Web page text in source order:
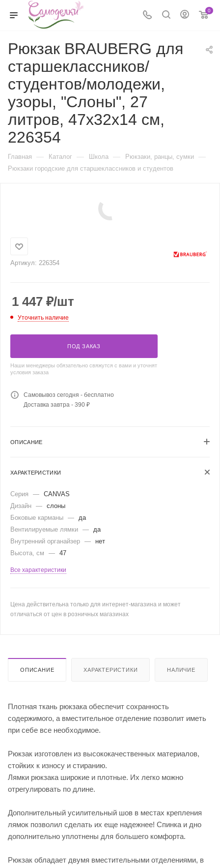
0
Рюкзак BRAUBERG для
старшеклассников/
студентов/молодежи,
узоры, "Слоны", 27
литров, 47х32х14 см,
226354
Главная — Каталог — Школа — Рюкзаки, ранцы, сумки —
Рюкзаки городские для старшеклассников и студентов
Артикул: 226354
1 447 ₽/шт
Уточнить наличие
ПОД ЗАКАЗ
Наши менеджеры обязательно свяжутся с вами и уточнят
условия заказа
Самовывоз сегодня - бесплатно
Доставка завтра - 390 ₽
ОПИСАНИЕ
ХАРАКТЕРИСТИКИ
Серия — CANVAS
Дизайн — слоны
Боковые карманы —
да
Вентилируемые лямки —
да
Внутренний органайзер —
нет
Высота, см
— 47
Все характеристики
Цена действительна только для интернет-магазина и может
отличаться от цен в розничных магазинах
ОПИСАНИЕ ХАРАКТЕРИСТИКИ НАЛИЧИЕ
Плотная ткань рюкзака обеспечит сохранность
содержимого, а вместительное отделение позволит иметь
при себе все необходимое.
Рюкзак изготовлен из высококачественных материалов,
стойких к износу и стиранию.
Лямки рюкзака широкие и плотные. Их легко можно
отрегулировать по длине.
Дополнительный усилительный шов в местах крепления
лямок позволил сделать их еще надежнее! Спинка и дно
дополнительно уплотнены для большего комфорта.
Рюкзак обладает двумя вместительными отделениями, в